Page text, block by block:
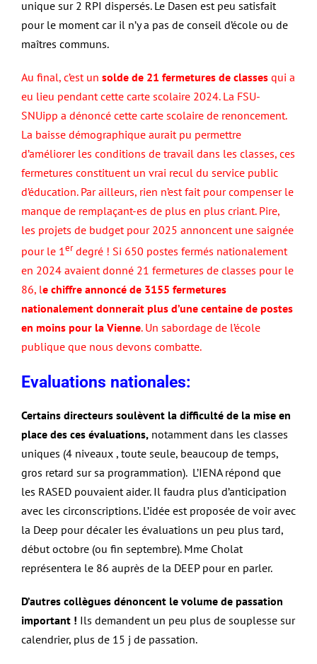
unique sur 2 RPI dispersés. Le Dasen est peu satisfait
pour le moment car il n’y a pas de conseil d’école ou de
maîtres communs.
Au final, c’est un solde de 21 fermetures de classes qui a
eu lieu pendant cette carte scolaire 2024. La FSU-
SNUipp a dénoncé cette carte scolaire de renoncement.
La baisse démographique aurait pu permettre
d’améliorer les conditions de travail dans les classes, ces
fermetures constituent un vrai recul du service public
d’éducation. Par ailleurs, rien n’est fait pour compenser le
manque de remplaçant-es de plus en plus criant. Pire,
les projets de budget pour 2025 annoncent une saignée
pour le 1erdegré ! Si 650 postes fermés nationalement
en 2024 avaient donné 21 fermetures de classes pour le
86, le chiffre annoncé de 3155 fermetures
nationalement donnerait plus d’une centaine de postes
en moins pour la Vienne. Un sabordage de l’école
publique que nous devons combatte.
Evaluations nationales:
Certains directeurs soulèvent la difficulté de la mise en
place des ces évaluations, notamment dans les classes
uniques (4 niveaux , toute seule, beaucoup de temps,
gros retard sur sa programmation). L’IENA répond que
les RASED pouvaient aider. Il faudra plus d’anticipation
avec les circonscriptions. L’idée est proposée de voir avec
la Deep pour décaler les évaluations un peu plus tard,
début octobre (ou fin septembre). Mme Cholat
représentera le 86 auprès de la DEEP pour en parler.
D’autres collègues dénoncent le volume de passation
important ! Ils demandent un peu plus de souplesse sur
calendrier, plus de 15 j de passation.